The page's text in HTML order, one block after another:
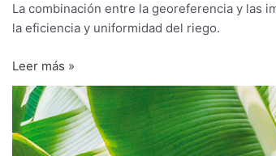
La combinación entre la georeferencia y las
la eficiencia y uniformidad del riego.
Leer más »
Producción
orgánica
bajo